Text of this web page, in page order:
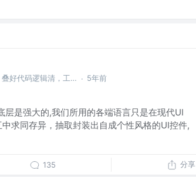
洗尽锅中残留香，做起佳肴人赞扬。叠好代码逻辑清，工作生活两不忘。 @老婆在的地方🥰 · 5年前
是强大的,我们所用的各端语言只是在现代UI
求同存异，抽取封装出自成个性风格的UI控件,
135 分享